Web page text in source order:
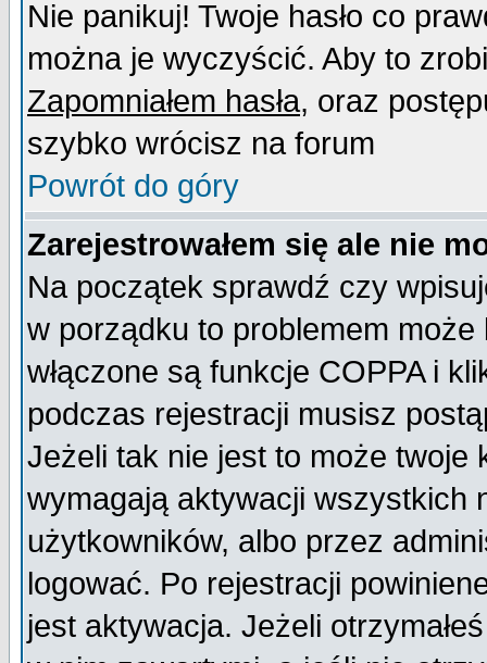
Nie panikuj! Twoje hasło co
można je wyczyścić. Aby to
Zapomniałem hasła, oraz
szybko wrócisz na forum
Powrót do góry
Zarejestrowałem się ale nie
Na początek sprawdź czy
w porządku to problemem
włączone są funkcje COPPA i
podczas rejestracji musisz
Jeżeli tak nie jest to może twoje
wymagają aktywacji wszystkich
użytkowników, albo przez
logować. Po rejestracji
jest aktywacja. Jeżeli